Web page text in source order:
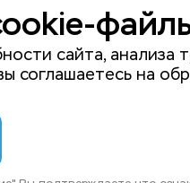
Системы охранно-
пожарной сигнализации
сайта, анализа
соглашаетесь на